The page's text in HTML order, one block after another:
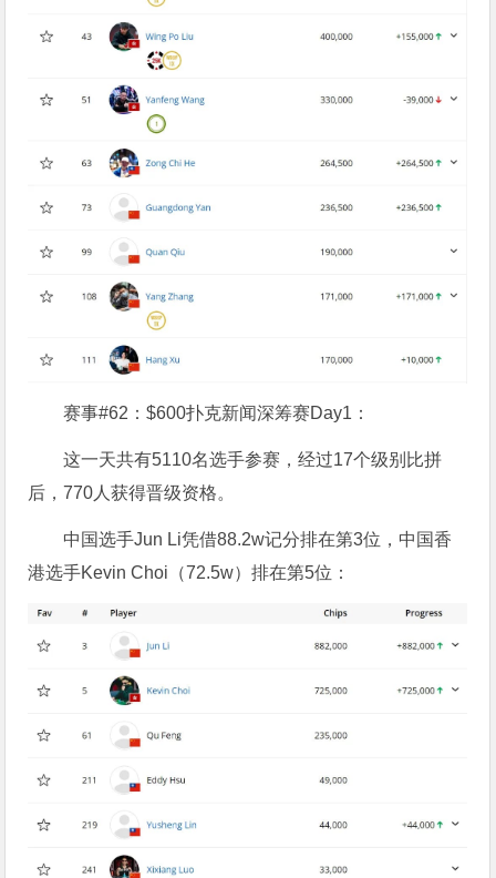
赛事#62：$600扑克新闻深筹赛Day1：
这一天共有5110名选手参赛，经过17个级别比拼
后，770人获得晋级资格。
中国选手Jun Li凭借88.2w记分排在第3位，中国香
港选手Kevin Choi（72.5w）排在第5位：